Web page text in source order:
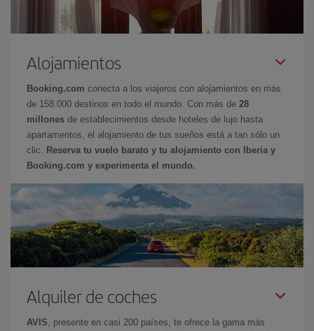
Alojamientos
Booking.com conecta a los viajeros con alojamientos en más
de 158.000 destinos en todo el mundo. Con más de 28
millones de establecimientos desde hoteles de lujo hasta
apartamentos, el alojamiento de tus sueños está a tan sólo un
clic.
Reserva tu vuelo barato y tu alojamiento con Iberia y
Booking.com y experimenta el mundo.
Alquiler de coches
AVIS , presente en casi 200 países, te ofrece la gama más